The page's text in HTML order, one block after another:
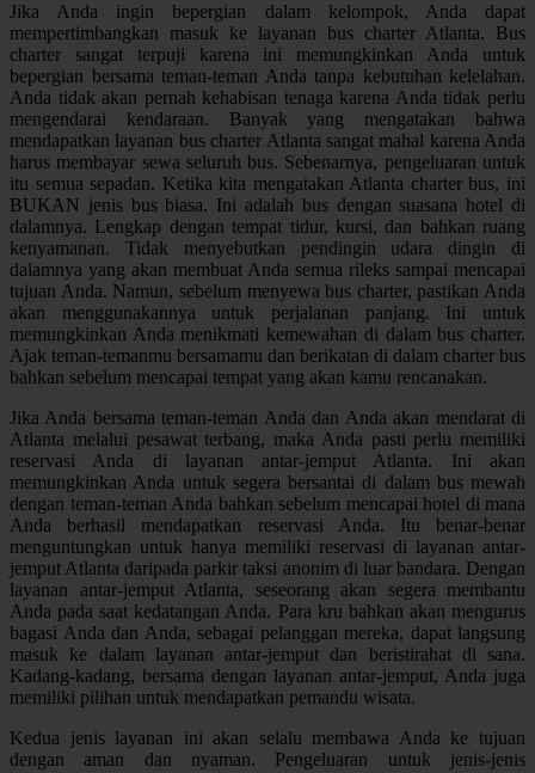
Jika Anda ingin bepergian dalam kelompok, Anda dapat
mempertimbangkan masuk ke layanan bus charter Atlanta. Bus
charter sangat terpuji karena ini memungkinkan Anda untuk
bepergian bersama teman-teman Anda tanpa kebutuhan kelelahan.
Anda tidak akan pernah kehabisan tenaga karena Anda tidak perlu
mengendarai kendaraan. Banyak yang mengatakan bahwa
mendapatkan layanan bus charter Atlanta sangat mahal karena Anda
harus membayar sewa seluruh bus. Sebenarnya, pengeluaran untuk
itu semua sepadan. Ketika kita mengatakan Atlanta charter bus, ini
BUKAN jenis bus biasa. Ini adalah bus dengan suasana hotel di
dalamnya. Lengkap dengan tempat tidur, kursi, dan bahkan ruang
kenyamanan. Tidak menyebutkan pendingin udara dingin di
dalamnya yang akan membuat Anda semua rileks sampai mencapai
tujuan Anda. Namun, sebelum menyewa bus charter, pastikan Anda
akan menggunakannya untuk perjalanan panjang. Ini untuk
memungkinkan Anda menikmati kemewahan di dalam bus charter.
Ajak teman-temanmu bersamamu dan berikatan di dalam charter bus
bahkan sebelum mencapai tempat yang akan kamu rencanakan.
Jika Anda bersama teman-teman Anda dan Anda akan mendarat di
Atlanta melalui pesawat terbang, maka Anda pasti perlu memiliki
reservasi Anda di layanan antar-jemput Atlanta. Ini akan
memungkinkan Anda untuk segera bersantai di dalam bus mewah
dengan teman-teman Anda bahkan sebelum mencapai hotel di mana
Anda berhasil mendapatkan reservasi Anda. Itu benar-benar
menguntungkan untuk hanya memiliki reservasi di layanan antar-
jemput Atlanta daripada parkir taksi anonim di luar bandara. Dengan
layanan antar-jemput Atlanta, seseorang akan segera membantu
Anda pada saat kedatangan Anda. Para kru bahkan akan mengurus
bagasi Anda dan Anda, sebagai pelanggan mereka, dapat langsung
masuk ke dalam layanan antar-jemput dan beristirahat di sana.
Kadang-kadang, bersama dengan layanan antar-jemput, Anda juga
memiliki pilihan untuk mendapatkan pemandu wisata.
Kedua jenis layanan ini akan selalu membawa Anda ke tujuan
dengan aman dan nyaman. Pengeluaran untuk jenis-jenis